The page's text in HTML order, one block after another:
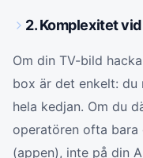
2. Komplexitet
Om din TV-bild
box är det enkelt: du
hela kedjan. Om du
operatören ofta bara
(appen), inte på din